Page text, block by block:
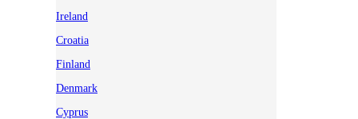
Ireland
Croatia
Finland
Denmark
Cyprus